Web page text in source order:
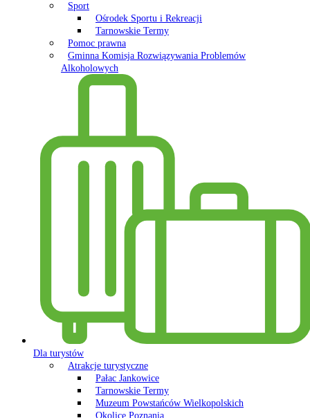
Sport
Ośrodek Sportu i Rekreacji
Tarnowskie Termy
Pomoc prawna
Gminna Komisja Rozwiązywania Problemów
Alkoholowych
Dla turystów
Atrakcje turystyczne
Pałac Jankowice
Tarnowskie Termy
Muzeum Powstańców Wielkopolskich
Okolice Poznania